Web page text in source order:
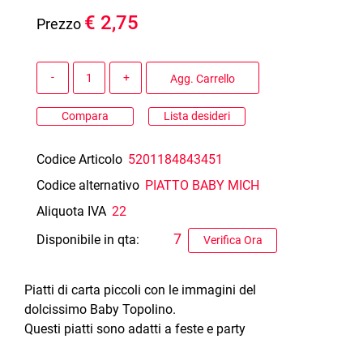
Prezzo € 2,75
Agg. Carrello
Compara Lista desideri
Codice Articolo 5201184843451
Codice alternativo PIATTO BABY MICH
Aliquota IVA 22
Disponibile in qta:
Verifica Ora
7
Piatti di carta piccoli con le immagini del
dolcissimo Baby Topolino.
Questi piatti sono adatti a feste e party